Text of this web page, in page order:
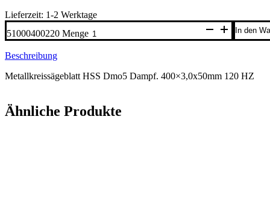
Lieferzeit: 1-2 Werktage
51000400220 Menge
In den
Beschreibung
Metallkreissägeblatt HSS Dmo5 Dampf. 400×3,0x50mm 120 HZ
Ähnliche Produkte